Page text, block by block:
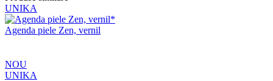
UNIKA
Agenda piele Zen, vernil
NOU
UNIKA